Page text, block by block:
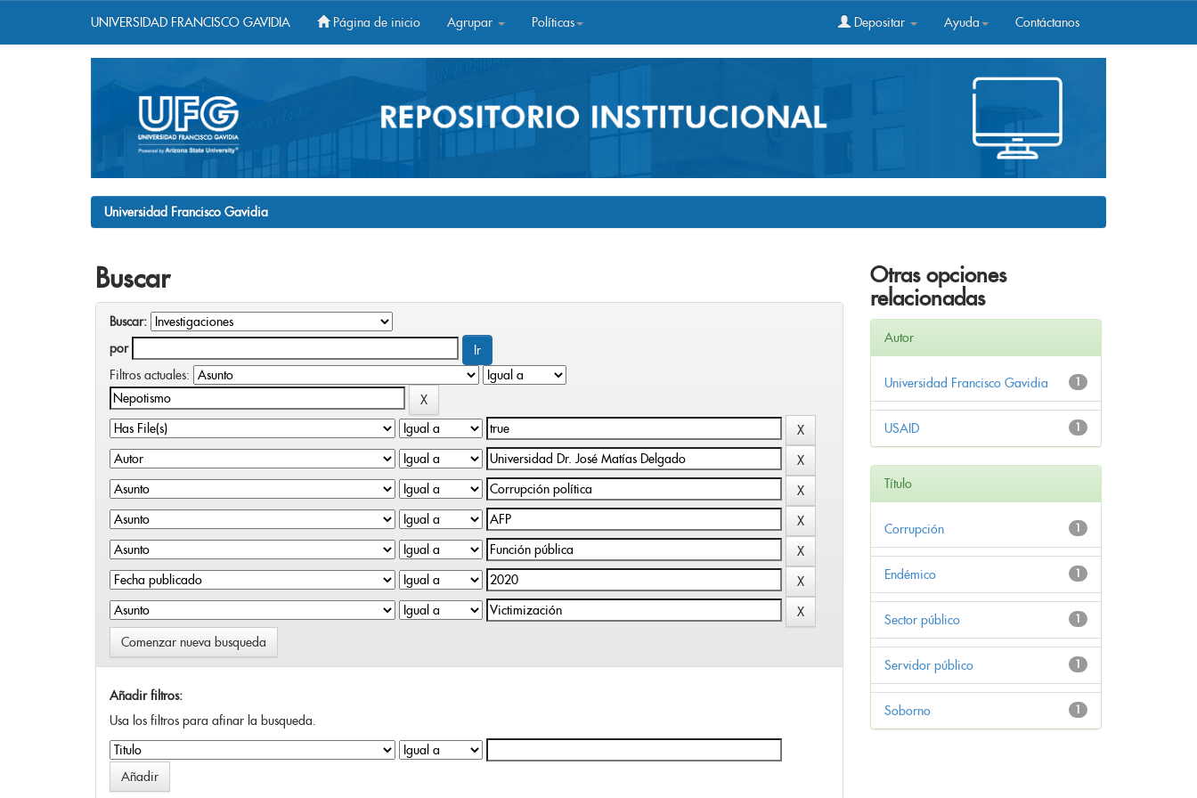
UNIVERSIDAD FRANCISCO GAVIDIA Página de inicio Agrupar Políticas Depositar Ayuda Contáctanos
Universidad Francisco Gavidia
Buscar
Buscar:
por
Filtros actuales:
Comenzar nueva busqueda
Añadir filtros:
Usa los filtros para afinar la busqueda.
Otras opciones
relacionadas
Autor
1
Universidad Francisco Gavidia
1
USAID
Título
1
Corrupción
1
Endémico
1
Sector público
1
Servidor público
1
Soborno